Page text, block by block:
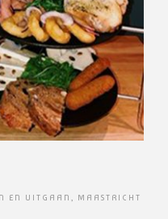
EN UITGAAN MAASTRICHT